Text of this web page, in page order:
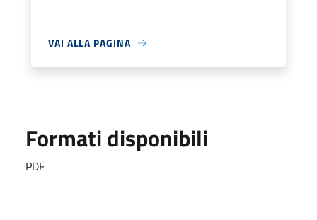
VAI ALLA PAGINA
Formati disponibili
PDF